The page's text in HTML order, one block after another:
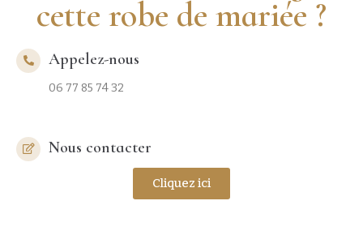
cette robe de mariée ?
Appelez-nous
06 77 85 74 32
Nous contacter
Cliquez ici